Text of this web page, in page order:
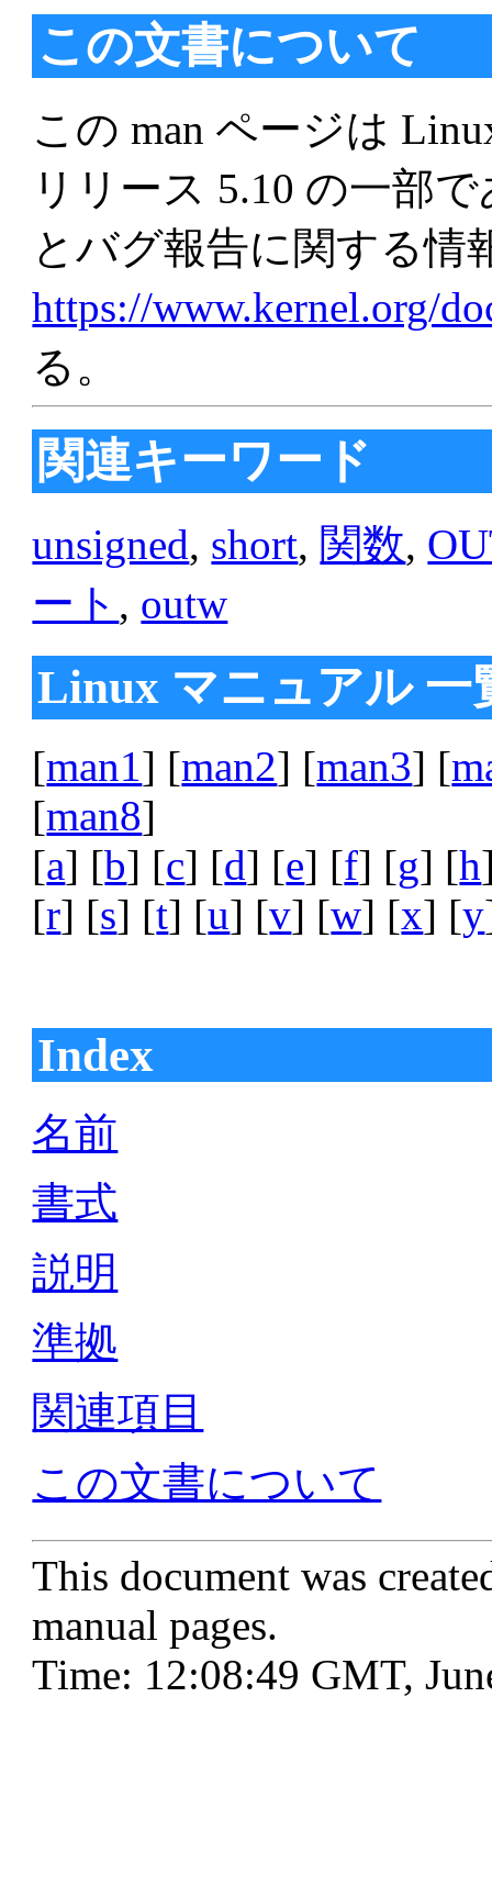
この文書について
この man ページは
リリース 5.10 の一部
とバグ報告に関する情
https://www.kernel.org/
る。
関連キーワード
unsigned, short, 関数,
ート , outw
Linux マニュアル 一
[man1] [man2] [man3] [
[man8]
[a] [b] [c] [d] [e] [f] [g] [h
[r] [s] [t] [u] [v] [w] [x] [y
Index
名前
書式
説明
準拠
関連項目
この文書について
This document was
manual pages.
Time: 12:08:49 GMT,